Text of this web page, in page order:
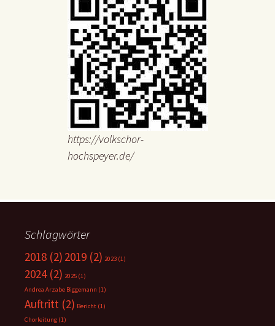
https://volkschor-
hochspeyer.de/
Schlagwörter
2018 (2) 2019 (2) 2023 (1)
2024(2) 2025 (1)
Andrea Arzabe Biggemann (1)
Auftritt (2) Bericht (1)
Chorleitung (1)